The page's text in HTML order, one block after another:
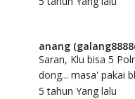
anang
Saran, Klu bisa 5
dong... masa' pakai
5 tahun Yang lalu